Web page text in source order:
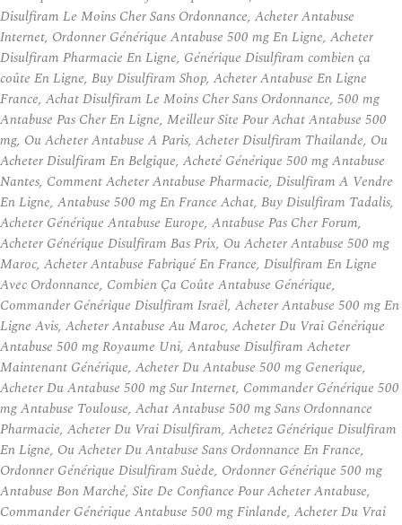
Disulfiram Le Moins Cher Sans Ordonnance, Acheter Antabuse
Internet, Ordonner Générique Antabuse 500 mg En Ligne, Acheter
Disulfiram Pharmacie En Ligne, Générique Disulfiram combien ça
coûte En Ligne, Buy Disulfiram Shop, Acheter Antabuse En Ligne
France, Achat Disulfiram Le Moins Cher Sans Ordonnance, 500 mg
Antabuse Pas Cher En Ligne, Meilleur Site Pour Achat Antabuse 500
mg, Ou Acheter Antabuse A Paris, Acheter Disulfiram Thailande, Ou
Acheter Disulfiram En Belgique, Acheté Générique 500 mg Antabuse
Nantes, Comment Acheter Antabuse Pharmacie, Disulfiram A Vendre
En Ligne, Antabuse 500 mg En France Achat, Buy Disulfiram Tadalis,
Acheter Générique Antabuse Europe, Antabuse Pas Cher Forum,
Acheter Générique Disulfiram Bas Prix, Ou Acheter Antabuse 500 mg
Maroc, Acheter Antabuse Fabriqué En France, Disulfiram En Ligne
Avec Ordonnance, Combien Ça Coûte Antabuse Générique,
Commander Générique Disulfiram Israël, Acheter Antabuse 500 mg En
Ligne Avis, Acheter Antabuse Au Maroc, Acheter Du Vrai Générique
Antabuse 500 mg Royaume Uni, Antabuse Disulfiram Acheter
Maintenant Générique, Acheter Du Antabuse 500 mg Generique,
Acheter Du Antabuse 500 mg Sur Internet, Commander Générique 500
mg Antabuse Toulouse, Achat Antabuse 500 mg Sans Ordonnance
Pharmacie, Acheter Du Vrai Disulfiram, Achetez Générique Disulfiram
En Ligne, Ou Acheter Du Antabuse Sans Ordonnance En France,
Ordonner Générique Disulfiram Suède, Ordonner Générique 500 mg
Antabuse Bon Marché, Site De Confiance Pour Acheter Antabuse,
Commander Générique Antabuse 500 mg Finlande, Acheter Du Vrai